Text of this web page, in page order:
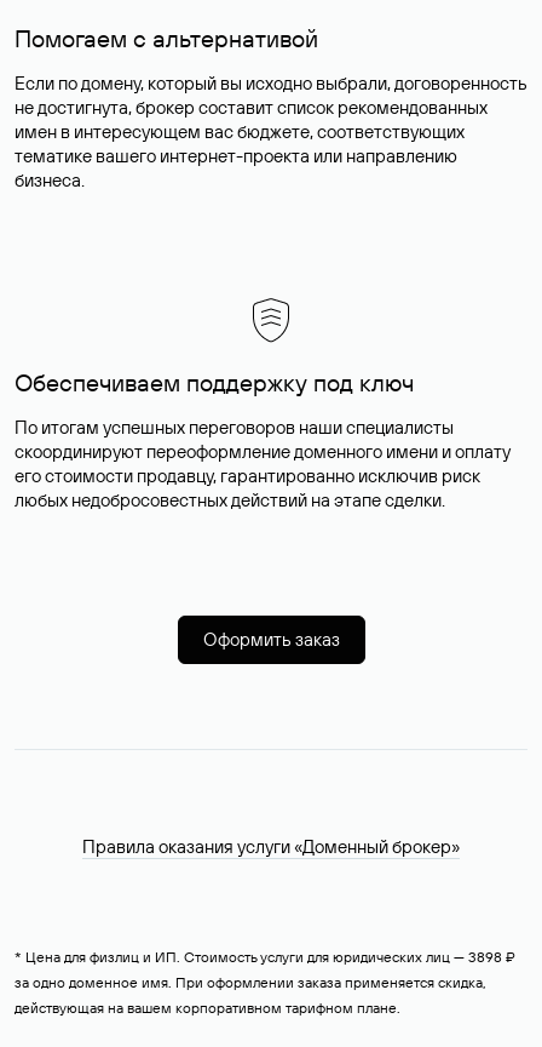
Помогаем с альтернативой
Если по домену, который вы исходно выбрали, договоренность
не достигнута, брокер составит список рекомендованных
имен в интересующем вас бюджете, соответствующих
тематике вашего интернет-проекта или направлению
бизнеса.
Обеспечиваем поддержку под ключ
По итогам успешных переговоров наши специалисты
скоординируют переоформление доменного имени и оплату
его стоимости продавцу, гарантированно исключив риск
любых недобросовестных действий на этапе сделки.
Оформить заказ
Правила оказания услуги «Доменный брокер»
* Цена для физлиц и ИП. Стоимость услуги для юридических лиц — 3898 ₽
за одно доменное имя. При оформлении заказа применяется скидка,
действующая на вашем корпоративном тарифном плане.